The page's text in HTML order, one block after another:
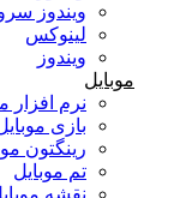
ویندوز سرور
لینوکس
ویندوز
موبایل
نرم افزار موبایل
بازی موبایل
رینگتون موبایل
تم موبایل
نقشه موبایل